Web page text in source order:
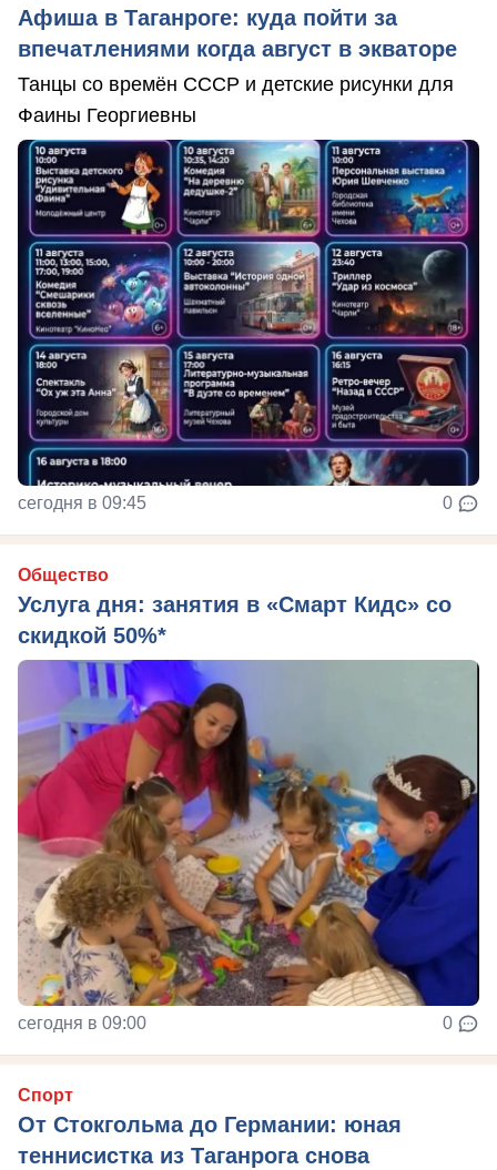
Афиша в Таганроге: куда пойти за
впечатлениями когда август в экваторе
Танцы со времён СССР и детские рисунки для
Фаины Георгиевны
сегодня в 09:45 0
Общество
Услуга дня: занятия в «Смарт Кидс» со
скидкой 50%*
сегодня в 09:00 0
Спорт
От Стокгольма до Германии: юная
теннисистка из Таганрога снова